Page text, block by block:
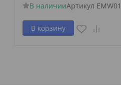
В наличииАртикул
В корзину